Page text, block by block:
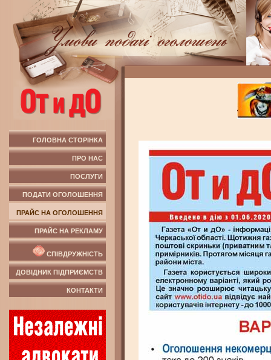
ГОЛОВНА СТОРІНКА
ПРО НАС
ПОСЛУГИ
ПОДАТИ ОГОЛОШЕННЯ
ПРАЙС НА ОГОЛОШЕННЯ
ПРАЙС НА РЕКЛАМУ
СПІВДРУЖНІСТЬ
ДОВІДНИК ПІДПРИЄМСТВ
КОНТАКТИ